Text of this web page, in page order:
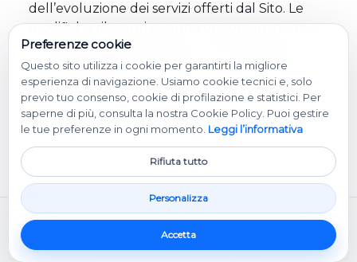
dell’evoluzione dei servizi offerti dal Sito. Le
modifiche rilevanti saranno opportunamente
comunicate tramite il Sito e, se necessario,
verrà richiesta nuovamente la manifestazione
del consenso.
Si invita pertanto l’utente a consultare
periodicamente questa pagina.
R4Software srl·P.Iva: IT03059980908 | Pec: info@pec.r4software.it·
Preferenze cookie
Questo sito utilizza i cookie per garantirti la migliore
esperienza di navigazione. Usiamo cookie tecnici e, solo
previo tuo consenso, cookie di profilazione e statistici. Per
saperne di più, consulta la nostra Cookie Policy. Puoi gestire
le tue preferenze in ogni momento. Leggi l’informativa
Rifiuta tutto
Personalizza
Accetta